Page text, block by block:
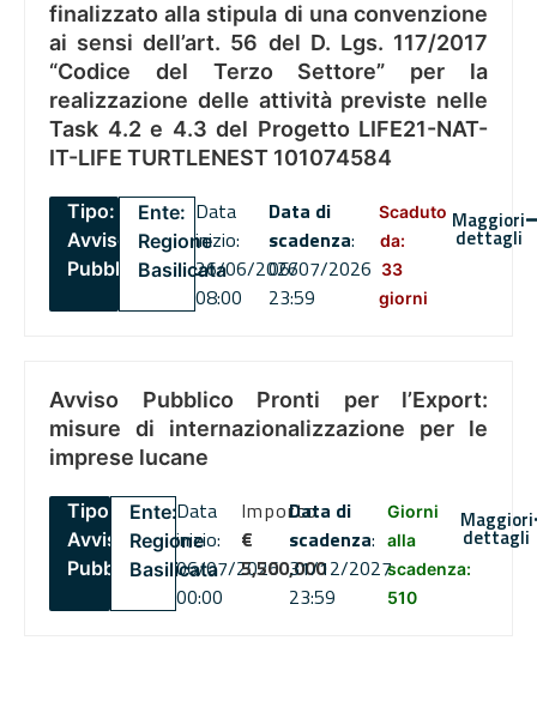
finalizzato alla stipula di una convenzione
ai sensi dell’art. 56 del D. Lgs. 117/2017
“Codice del Terzo Settore” per la
realizzazione delle attività previste nelle
Task 4.2 e 4.3 del Progetto LIFE21-NAT-
IT-LIFE TURTLENEST 101074584
Tipo:
Avviso
Pubblico
Ente:
Regione
Basilicata
Data
inizio:
26/06/2026
08:00
Data di
scadenza:
06/07/2026
23:59
Scaduto
da:
33
giorni
Maggiori
dettagli
Avviso Pubblico Pronti per l’Export:
misure di internazionalizzazione per le
imprese lucane
Tipo:
Avviso
Pubblico
Ente:
Regione
Basilicata
Data
inizio:
06/07/2026
00:00
Importo
€
5,500,000
Data di
scadenza:
31/12/2027
23:59
Giorni
alla
scadenza:
510
Maggiori
dettagli